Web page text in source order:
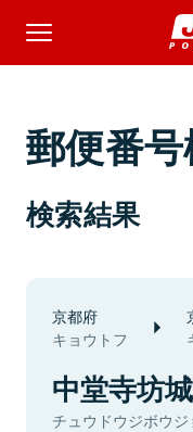
郵便番
検索結果
京都府
キョウトフ
中堂寺坊
チュウドウジボウジ